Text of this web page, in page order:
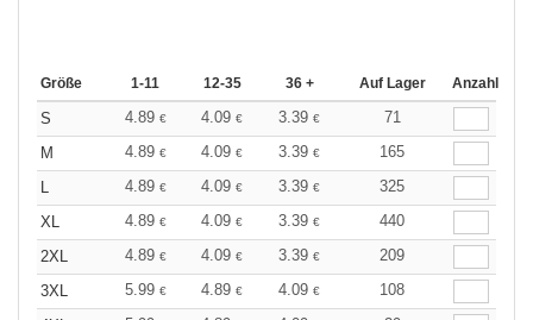
Größe 1-11 12-35 36 + Auf Lager Anzahl
S 4.89 € 4.09 € 3.39 €
71
M
4.89 € 4.09 € 3.39 €
165
L
4.89 € 4.09 € 3.39 €
325
XL
4.89 € 4.09 € 3.39 €
440
2XL
4.89 € 4.09 € 3.39 €
209
3XL
5.99 € 4.89 € 4.09 €
108